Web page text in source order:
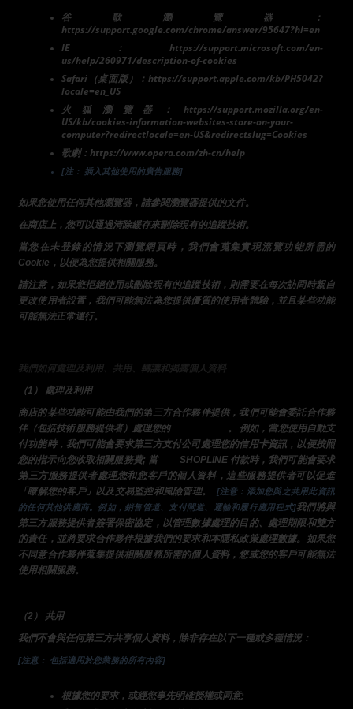
谷歌瀏覽器：
https://support.google.com/chrome/answer/95647?hl=en
IE：https://support.microsoft.com/en-
us/help/260971/description-of-cookies
Safari（桌面版）：https://support.apple.com/kb/PH5042?
locale=en_US
火狐瀏覽器：https://support.mozilla.org/en-
US/kb/cookies-information-websites-store-on-your-
computer?redirectlocale=en-US&redirectslug=Cookies
歌劇：https://www.opera.com/zh-cn/help
[注： 插入其他使用的廣告服務]
如果您使用任何其他瀏覽器，請參閱瀏覽器提供的文件。
在商店上，您可以通過清除緩存來刪除現有的追蹤技術。
當您在未登錄的情況下瀏覽網頁時，我們會蒐集實現流覽功能所需的
Cookie，以便為您提供相關服務。
請注意，如果您拒絕使用或刪除現有的追蹤技術，則需要在每次訪問時親自
更改使用者設置，我們可能無法為您提供優質的使用者體驗，並且某些功能
可能無法正常運行。
我們如何處理及利用、共用、轉讓和揭露個人資料
（1） 處理及利用
商店的某些功能可能由我們的第三方合作夥伴提供，我們可能會委託合作夥
伴（包括技術服務提供者）處理您的某些個人資料 。 例如，當您使用自動支
付功能時，我們可能會要求第三方支付公司處理您的信用卡資訊，以便按照
您的指示向您收取相關服務費; 當使用 SHOPLINE 付款時，我們可能會要求
第三方服務提供者處理您和您客戶的個人資料，這些服務提供者可以促進
「瞭解您的客戶」以及交易監控和風險管理。
[注意：添加您與之共用此資訊
的任何其他供應商。例如，銷售管道、支付閘道、運輸和履行應用程式]我們將與
第三方服務提供者簽署保密協定，以管理數據處理的目的、處理期限和雙方
的責任，並將要求合作夥伴根據我們的要求和本隱私政策處理數據。如果您
不同意合作夥伴蒐集提供相關服務所需的個人資料，您或您的客戶可能無法
使用相關服務。
（2） 共用
我們不會與任何第三方共享個人資料，除非存在以下一種或多種情況：
[注意： 包括適用於您業務的所有內容]
根據您的要求，或經您事先明確授權或同意;